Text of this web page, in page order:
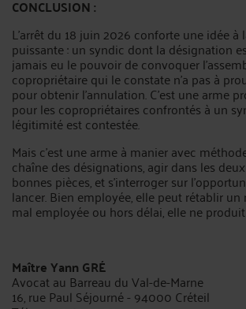
CONCLUSION :
L’arrêt du 18 juin 2026 conforte une idée
puissante : un syndic dont la désignation
jamais eu le pouvoir de convoquer
copropriétaire qui le constate n’a pas à
pour obtenir l’annulation. C’est une arme
pour les copropriétaires confrontés à un
légitimité est contestée.
Mais c’est une arme à manier avec
chaîne des désignations, agir dans les
bonnes pièces, et s’interroger sur
lancer. Bien employée, elle peut rétablir
mal employée ou hors délai, elle ne
Maître Yann GRÉ
Avocat au Barreau du Val-de-Marne
16, rue Paul Séjourné - 94000 Créteil